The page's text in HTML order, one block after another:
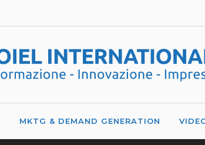
MKTG & DEMAND GENERATION